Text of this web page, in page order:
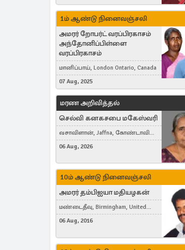
1ம் ஆண்டு நினைவஞ்சலி
அமரர் றோபர்ட் வரப்பிரகாசம்
அந்தோனிப்பிள்ளை
வரப்பிரகாசம்
மானிப்பாய், London Ontario, Canada
07 Aug, 2025
மரண அறிவித்தல்
செல்வி கனகசபை மகேஸ்வரி
வசாவிளான், Jaffna, கோண்டாவில்
கிழக்கு
06 Aug, 2026
10ம் ஆண்டு நினைவஞ்சலி
அமரர் தம்பிஐயா மதியழகன்
மண்டைதீவு, Birmingham, United
Kingdom
06 Aug, 2016